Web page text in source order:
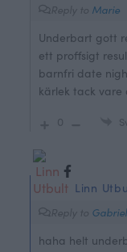
Reply to Marie
Underbart gott
ett proffsigt
barnfri date
kärlek tack
0
Linn
Reply to Gabriel
haha helt